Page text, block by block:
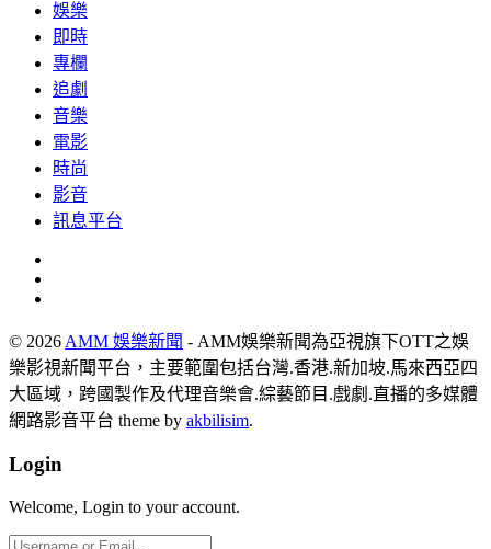
娛樂
即時
專欄
追劇
音樂
電影
時尚
影音
訊息平台
© 2026 AMM 娛樂新聞 - AMM娛樂新聞為亞視旗下OTT之娛
樂影視新聞平台，主要範圍包括台灣.香港.新加坡.馬來西亞四
大區域，跨國製作及代理音樂會.綜藝節目.戲劇.直播的多媒體
網路影音平台 theme by akbilisim.
Login
Welcome, Login to your account.